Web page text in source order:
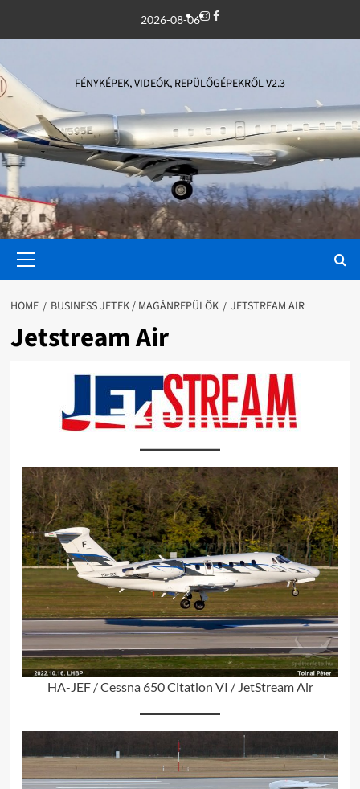
2026-08-06Instagram
Facebook
FÉNYKÉPEK, VIDEÓK, REPÜLŐGÉPEKRŐL V2.3
Menu
HOME BUSINESS JETEK / MAGÁNREPÜLŐK JETSTREAM AIR
Jetstream Air
HA-JEF / Cessna 650 Citation VI / JetStream Air